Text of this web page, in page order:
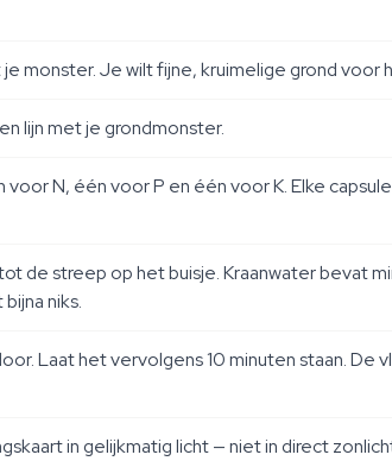
monster. Je wilt fijne, kruimelige grond voor
lijn met je grondmonster.
N, één voor P en één voor K. Elke
de streep op het buisje. Kraanwater bevat
niks.
Laat het vervolgens 10 minuten staan.
in gelijkmatig licht — niet in direct